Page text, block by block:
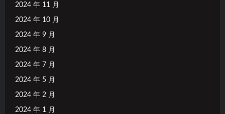
2024 年 11 月
2024 年 10 月
2024 年 9 月
2024 年 8 月
2024 年 7 月
2024 年 5 月
2024 年 2 月
2024 年 1 月